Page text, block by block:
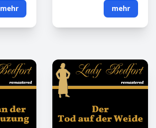
mehr mehr